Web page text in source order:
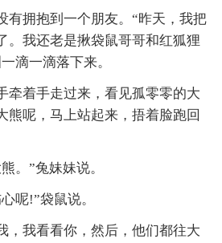
有拥抱到一个朋友。“昨天，我把
。我还老是揪袋鼠哥哥和红狐狸
滴一滴落下来。
牵着手走过来，看见孤零零的大
熊呢，马上站起来，捂着脸跑回
。”兔妹妹说。
呢!”袋鼠说。
，我看看你，然后，他们都往大